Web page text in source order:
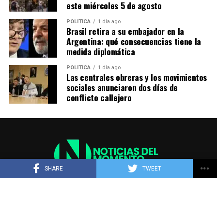
SHARE TWEET
ADVERTISEMENT
Mientras Bullrich ofrecía una conferencia para anunciar
modificaciones en la venta de tierras a extranjeros —
tope del 15% al 25%—, al menos cuatro legisladores que
se presumía votarían a favor expresaron dudas y
negaron a
haber comprometido su apoyo. Al
notar que los números no cerraban para aprobar el
este miércoles 5 de agosto
POLITICA 1 día ago
Brasil retira a su embajador en la
Argentina: qué consecuencias tiene la
medida diplomática
POLITICA 1 día ago
Las centrales obreras y los movimientos
sociales anunciaron dos días de
conflicto callejero